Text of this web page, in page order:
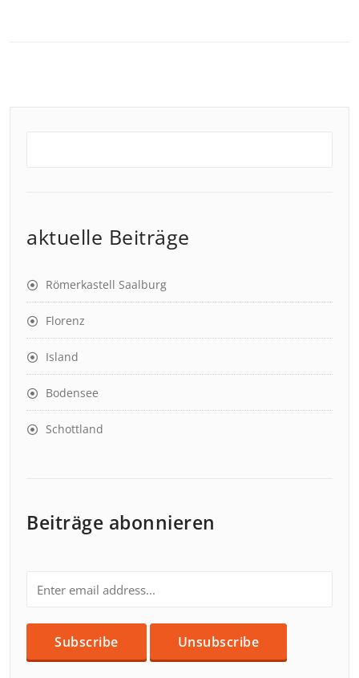
aktuelle Beiträge
Römerkastell Saalburg
Florenz
Island
Bodensee
Schottland
Beiträge abonnieren